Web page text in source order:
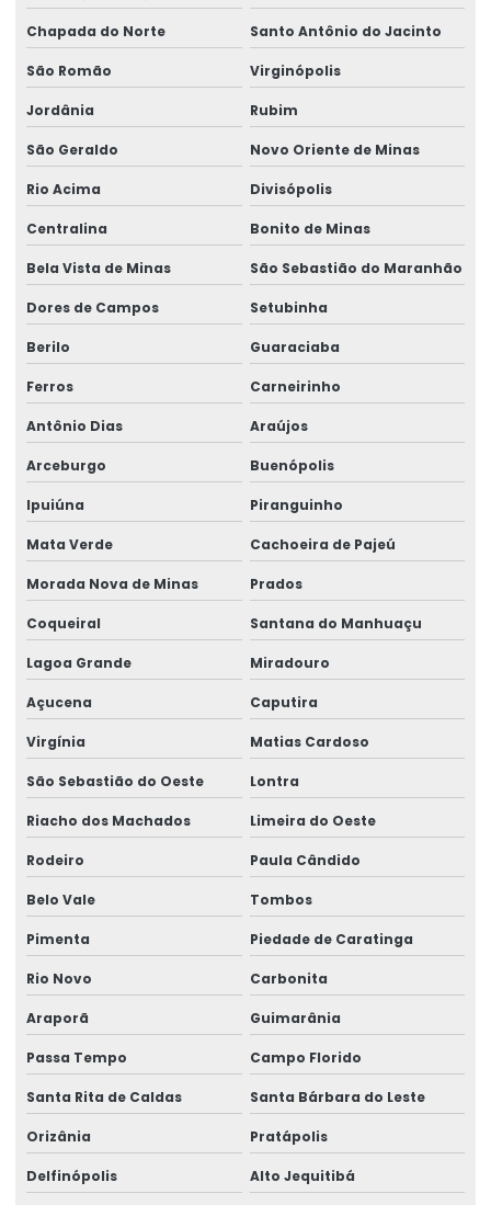
Chapada do Norte Santo Antônio do Jacinto
São Romão Virginópolis
Jordânia Rubim
São Geraldo Novo Oriente de Minas
Rio Acima Divisópolis
Centralina Bonito de Minas
Bela Vista de Minas São Sebastião do Maranhão
Dores de Campos Setubinha
Berilo Guaraciaba
Ferros Carneirinho
Antônio Dias Araújos
Arceburgo Buenópolis
Ipuiúna Piranguinho
Mata Verde Cachoeira de Pajeú
Morada Nova de Minas Prados
Coqueiral Santana do Manhuaçu
Lagoa Grande Miradouro
Açucena Caputira
Virgínia Matias Cardoso
São Sebastião do Oeste Lontra
Riacho dos Machados Limeira do Oeste
Rodeiro Paula Cândido
Belo Vale Tombos
Pimenta Piedade de Caratinga
Rio Novo Carbonita
Araporã Guimarânia
Passa Tempo Campo Florido
Santa Rita de Caldas Santa Bárbara do Leste
Orizânia Pratápolis
Delfinópolis Alto Jequitibá